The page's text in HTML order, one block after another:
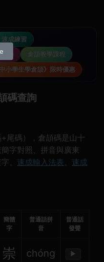
速成練習
學
倉頡教學課程
中小學生學倉頡》限時優惠
碼查詢
+尾碼），倉頡碼是山十
字對照、拼音與廣東
、 速成輸入法表、 速成
簡體
字
普通話拼
音
普通話
發聲
崇 chóng ▶